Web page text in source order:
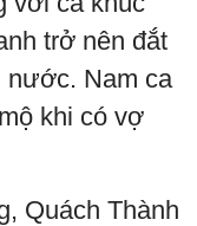
trở nên đắt
nước. Nam ca
khi có vợ
Quách Thành